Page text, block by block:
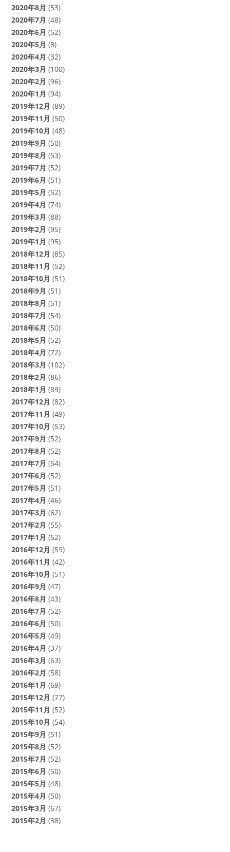
2020年8月 (53)
2020年7月 (48)
2020年6月 (52)
2020年5月 (8)
2020年4月 (32)
2020年3月 (100)
2020年2月 (96)
2020年1月 (94)
2019年12月 (89)
2019年11月 (50)
2019年10月 (48)
2019年9月 (50)
2019年8月 (53)
2019年7月 (52)
2019年6月 (51)
2019年5月 (52)
2019年4月 (74)
2019年3月 (88)
2019年2月 (95)
2019年1月 (95)
2018年12月 (85)
2018年11月 (52)
2018年10月 (51)
2018年9月 (51)
2018年8月 (51)
2018年7月 (54)
2018年6月 (50)
2018年5月 (52)
2018年4月 (72)
2018年3月 (102)
2018年2月 (86)
2018年1月 (89)
2017年12月 (82)
2017年11月 (49)
2017年10月 (53)
2017年9月 (52)
2017年8月 (52)
2017年7月 (54)
2017年6月 (52)
2017年5月 (51)
2017年4月 (46)
2017年3月 (62)
2017年2月 (55)
2017年1月 (62)
2016年12月 (59)
2016年11月 (42)
2016年10月 (51)
2016年9月 (47)
2016年8月 (43)
2016年7月 (52)
2016年6月 (50)
2016年5月 (49)
2016年4月 (37)
2016年3月 (63)
2016年2月 (58)
2016年1月 (69)
2015年12月 (77)
2015年11月 (52)
2015年10月 (54)
2015年9月 (51)
2015年8月 (52)
2015年7月 (52)
2015年6月 (50)
2015年5月 (48)
2015年4月 (50)
2015年3月 (67)
2015年2月 (38)